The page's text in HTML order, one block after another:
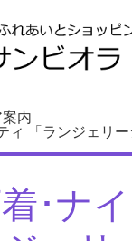
内
ィ 「ランジェリー
･ナ